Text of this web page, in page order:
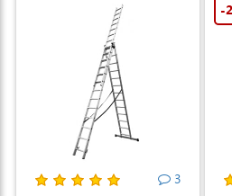
3
-